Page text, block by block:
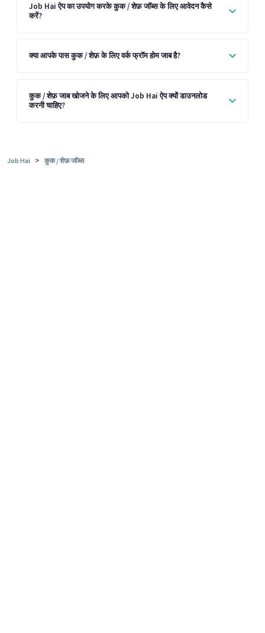
Job Hai ऐप का उपयोग करके कुक / शेफ़ जॉब्स के लिए आवेदन कैसे
करें?
क्या आपके पास कुक / शेफ़ के लिए वर्क फ्रॉम होम जाब है?
कुक / शेफ़ जाब खोजने के लिए आपको Job Hai ऐप क्यों डाउनलोड
करनी चाहिए?
Job Hai > कुक / शेफ़ जॉब्स